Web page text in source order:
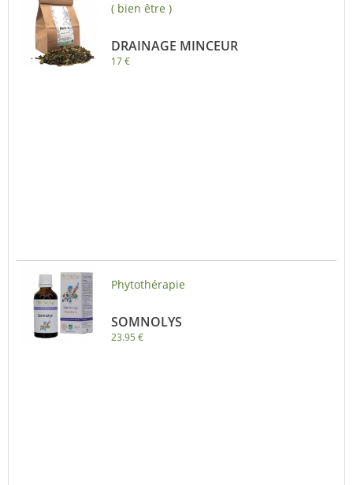
( bien être )
DRAINAGE MINCEUR
17 €
Phytothérapie
SOMNOLYS
23.95 €